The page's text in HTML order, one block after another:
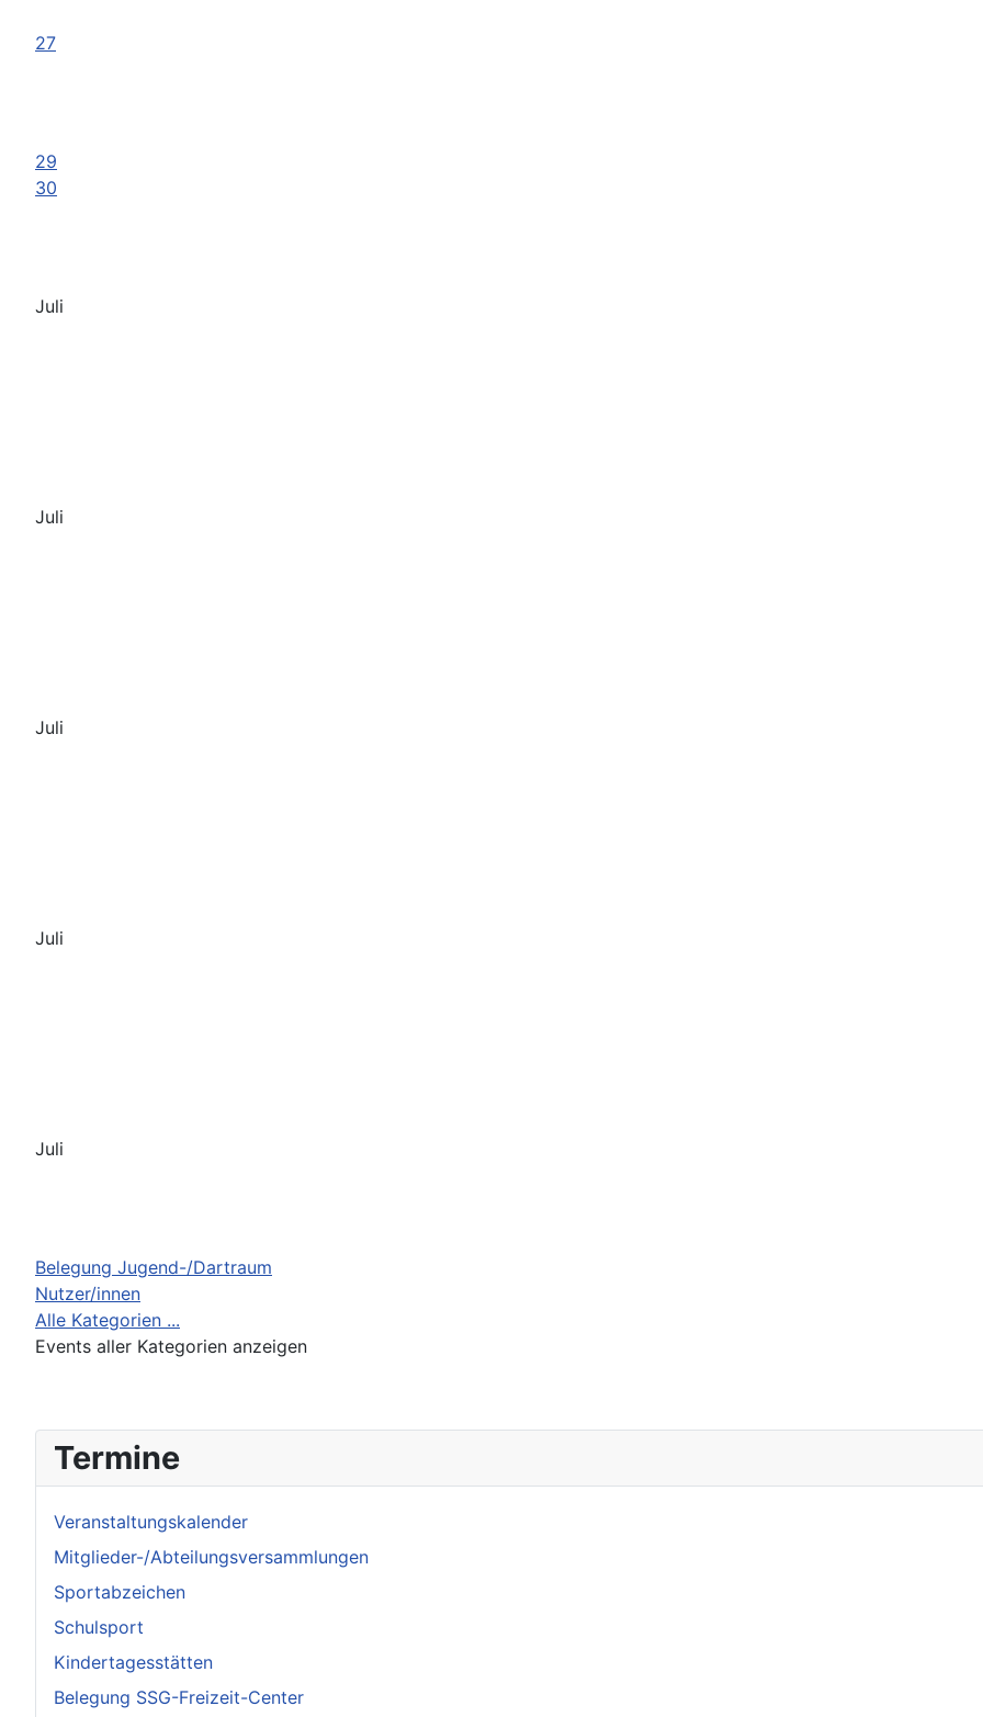
Termine
Veranstaltungskalender
Mitglieder-/Abteilungsversammlungen
Sportabzeichen
Schulsport
Kindertagesstätten
Belegung SSG-Freizeit-Center
27
29
30
Juli
Juli
Juli
Juli
Juli
Belegung Jugend-/Dartraum
Nutzer/innen
Alle Kategorien ...
Events aller Kategorien anzeigen